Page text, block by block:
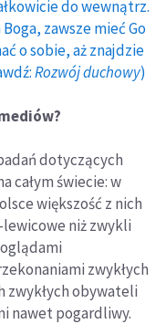
do wewnątrz.
zawsze mieć Go
o sobie, aż znajdzie
Rozwój duchowy)
dotyczących
całym świecie: w
większość z nich
niż zwykli
zwykłych
zwykłych obywateli
nawet pogardliwy.